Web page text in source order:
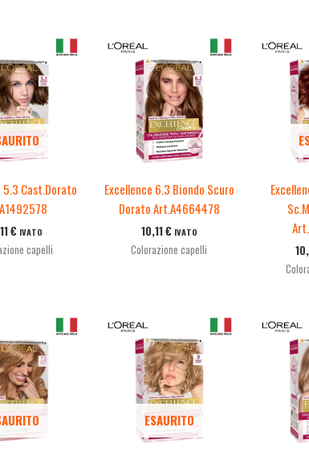
5.3 Cast.Dorato
€ IVATO
capelli
Excellence 6.3 Biondo Scuro
Dorato Art.A4664478
10,11€ IVATO
Colorazione capelli
ESAURITO